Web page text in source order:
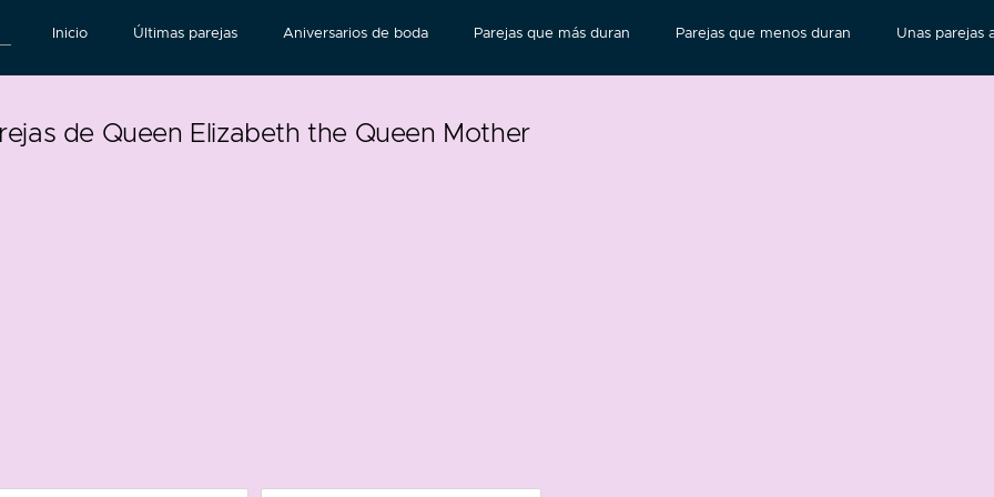
Inicio Últimas parejas Aniversarios de boda Parejas que más duran Parejas que menos duran Unas parejas
de Queen Elizabeth the Queen Mother